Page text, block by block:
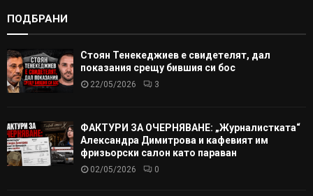
ПОДБРАНИ
Стоян Тенекеджиев е свидетелят, дал
показания срещу бившия си бос
22/05/2026 3
ФАКТУРИ ЗА ОЧЕРНЯВАНЕ: „Журналистката“
Александра Димитрова и кафевият им
фризьорски салон като параван
02/05/2026 0